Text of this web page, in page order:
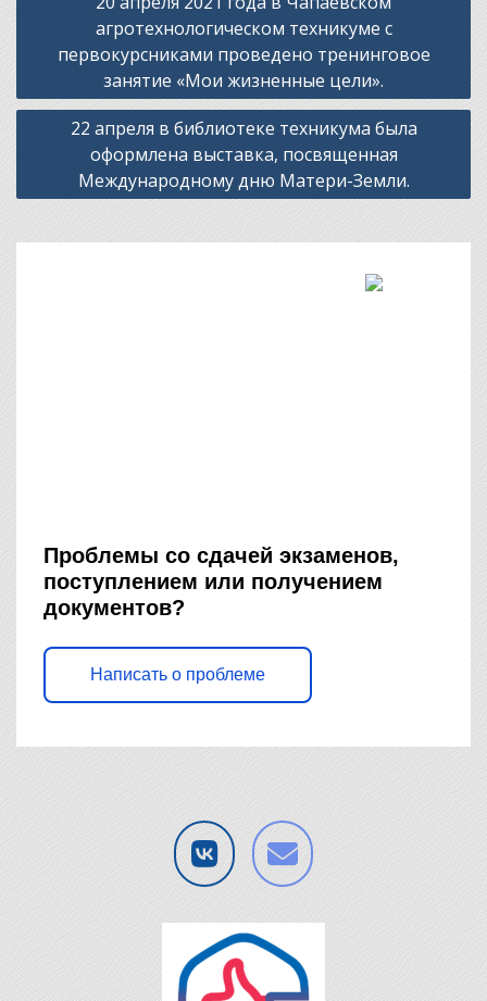
записям
агротехнологическом техникуме с
первокурсниками проведено тренинговое
занятие «Мои жизненные цели».
22 апреля в библиотеке техникума была
оформлена выставка, посвященная
Международному дню Матери-Земли.
Проблемы со сдачей экзаменов,
поступлением или получением
документов?
Написать о проблеме